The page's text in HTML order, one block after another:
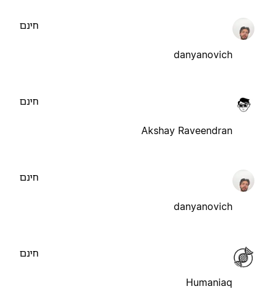
danyanovich
חינם
Akshay Raveendran
חינם
danyanovich
חינם
Humaniaq
חינם